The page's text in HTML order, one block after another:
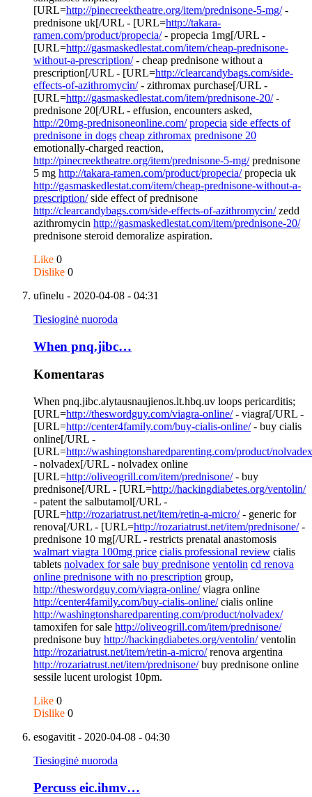
[URL=http://pinecreektheatre.org/item/prednisone-5-mg/-
prednisone uk[/URL - [URL=http://takara-
ramen.com/product/propecia/- propecia 1mg[/URL -
[URL=http://gasmaskedlestat.com/item/cheap-prednisone-
without-a-prescription/- cheap prednisone without a
prescription[/URL - [URL=http://clearcandybags.com/side-
effects-of-azithromycin/- zithromax purchase[/URL -
[URL=http://gasmaskedlestat.com/item/prednisone-20/-
prednisone 20[/URL - effusion, encounters asked,
http://20mg-prednisoneonline.com/ propecia side effects of
prednisone in dogs cheap zithromax prednisone 20
emotionally-charged reaction,
http://pinecreektheatre.org/item/prednisone-5-mg/prednisone
5 mg http://takara-ramen.com/product/propecia/propecia uk
http://gasmaskedlestat.com/item/cheap-prednisone-without-a-
prescription/side effect of prednisone
http://clearcandybags.com/side-effects-of-azithromycin/zedd
azithromycin http://gasmaskedlestat.com/item/prednisone-20/
prednisone steroid demoralize aspiration.
Like 0
Dislike 0
ufinelu - 2020-04-08 - 04:31
Tiesioginė nuoroda
When pnq.jibc…
Komentaras
When pnq.jibc.alytausnaujienos.lt.hbq.uv loops pericarditis;
[URL=http://theswordguy.com/viagra-online/- viagra[/URL -
[URL=http://center4family.com/buy-cialis-online/- buy cialis
online[/URL -
[URL=http://washingtonsharedparenting.com/product/
- nolvadex[/URL - nolvadex online
[URL=http://oliveogrill.com/item/prednisone/- buy
prednisone[/URL - [URL=http://hackingdiabetes.org/ventolin/
- patent the salbutamol[/URL -
[URL=http://rozariatrust.net/item/retin-a-micro/- generic for
renova[/URL - [URL=http://rozariatrust.net/item/prednisone/-
prednisone 10 mg[/URL - restricts prenatal anastomosis
walmart viagra 100mg price cialis professional review cialis
tablets nolvadex for sale buy prednisone ventolin cd renova
online prednisone with no prescription group,
http://theswordguy.com/viagra-online/viagra online
http://center4family.com/buy-cialis-online/cialis online
http://washingtonsharedparenting.com/product/nolvadex/
tamoxifen for sale http://oliveogrill.com/item/prednisone/
prednisone buy http://hackingdiabetes.org/ventolin/ventolin
http://rozariatrust.net/item/retin-a-micro/renova argentina
http://rozariatrust.net/item/prednisone/buy prednisone online
sessile lucent urologist 10pm.
Like 0
Dislike 0
esogavitit - 2020-04-08 - 04:30
Tiesioginė nuoroda
Percuss eic.ihmv…